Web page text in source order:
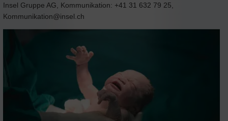
Insel Gruppe AG, Kommunikation: +41 31 632 79 25,
Kommunikation@insel.ch